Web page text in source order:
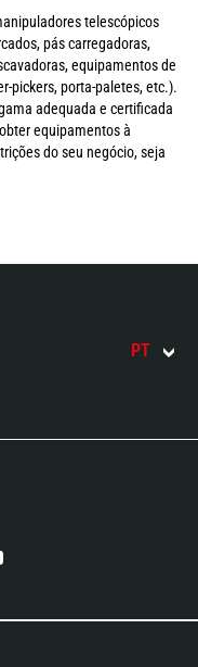
telescópicos
pás carregadoras,
equipamentos de
pickers, porta-paletes, etc.).
adequada e certificada
equipamentos à
do seu negócio, seja
PT